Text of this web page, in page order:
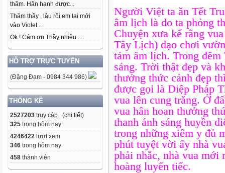
thăm. Hân hạnh được...
Thăm thầy , lâu rồi em lai mới
vào Violet...
Ok ! Cám ơn Thầy nhiều ....
HỖ TRỢ TRỰC TUYẾN
(Đặng Đạm - 0984 344 986)
THỐNG KÊ
2527203 truy cập (chi tiết)
325 trong hôm nay
4246422 lượt xem
346 trong hôm nay
458 thành viên
Người Việt ta ăn Tết
âm lịch là do ta phỏng
Chuyện xưa kể rằng
Tây Lịch) dạo chơi
tám âm lịch. Trong
sáng. Trời thật đẹp và
thưởng thức cảnh đẹp
được gọi là Diệp Pháp
vua lên cung trăng. Ở
vua hân hoan thưởng
thanh ánh sáng huyền
trong những xiêm y đủ
phút tuyệt vời ấy nhà
phải nhắc, nhà vua mới
hoàng luyến tiếc.